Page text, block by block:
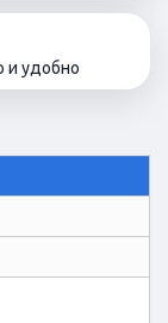
и удобно